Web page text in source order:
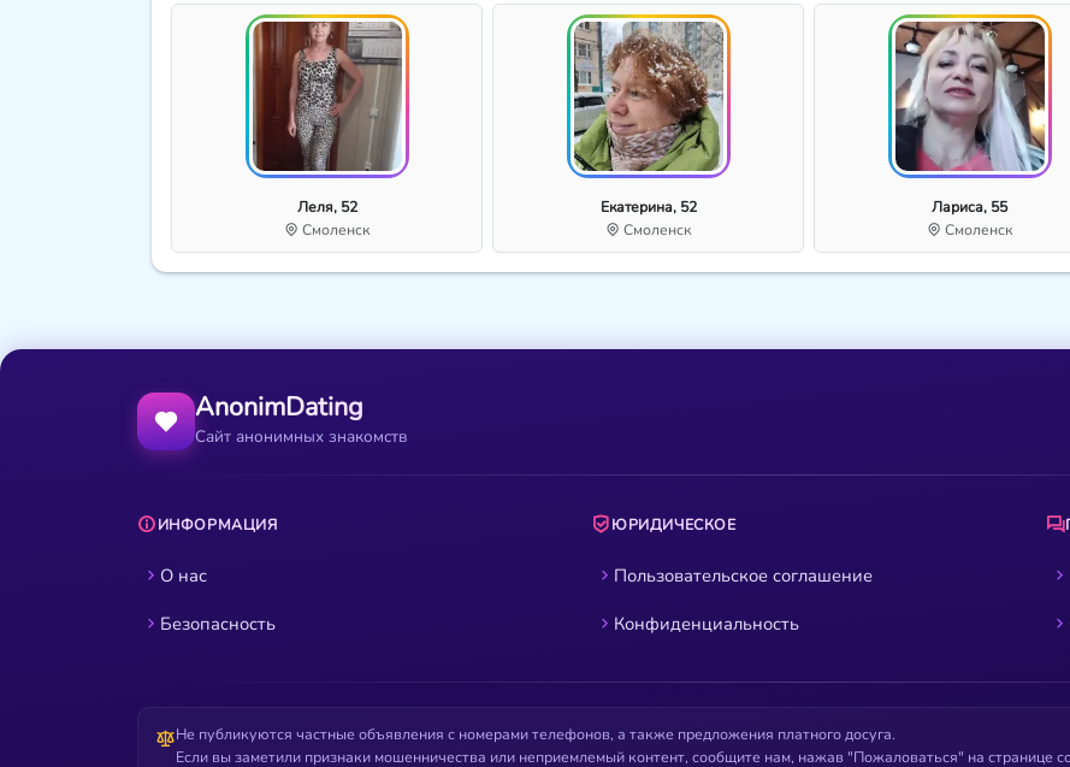
Леля, 52
Смоленск
Екатерина, 52
Смоленск
Лариса, 55
Смоленск
AnonimDating
Сайт анонимных знакомств
ИНФОРМАЦИЯ
О нас
Безопасность
ЮРИДИЧЕСКОЕ
Пользовательское соглашение
Конфиденциальность
Не публикуются частные объявления с номерами телефонов, а также предложения платного досуга.
Если вы заметили признаки мошенничества или неприемлемый контент, сообщите нам, нажав "Пожаловаться" на странице